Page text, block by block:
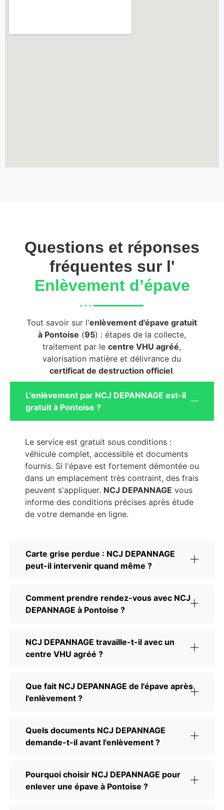
Questions et réponses
fréquentes sur l'
Enlèvement d’épave
Tout savoir sur l'enlèvement d'épave gratuit
à Pontoise (95) : étapes de la collecte,
traitement par lecentre VHU agréé,
valorisation matière et délivrance du
certificat de destruction officiel.
L'enlèvement par NCJ DEPANNAGE est-il
gratuit à Pontoise ?
Le service est gratuit sous conditions :
véhicule complet, accessible et documents
fournis. Si l'épave est fortement démontée ou
dans un emplacement très contraint, des frais
peuvent s'appliquer. NCJ DEPANNAGE vous
informe des conditions précises après étude
de votre demande en ligne.
Carte grise perdue : NCJ DEPANNAGE
peut-il intervenir quand même ?
Comment prendre rendez-vous avec NCJ
DEPANNAGE à Pontoise ?
NCJ DEPANNAGE travaille-t-il avec un
centre VHU agréé ?
Que fait NCJ DEPANNAGE de l'épave après
l'enlèvement ?
Quels documents NCJ DEPANNAGE
demande-t-il avant l'enlèvement ?
Pourquoi choisir NCJ DEPANNAGE pour
enlever une épave à Pontoise ?